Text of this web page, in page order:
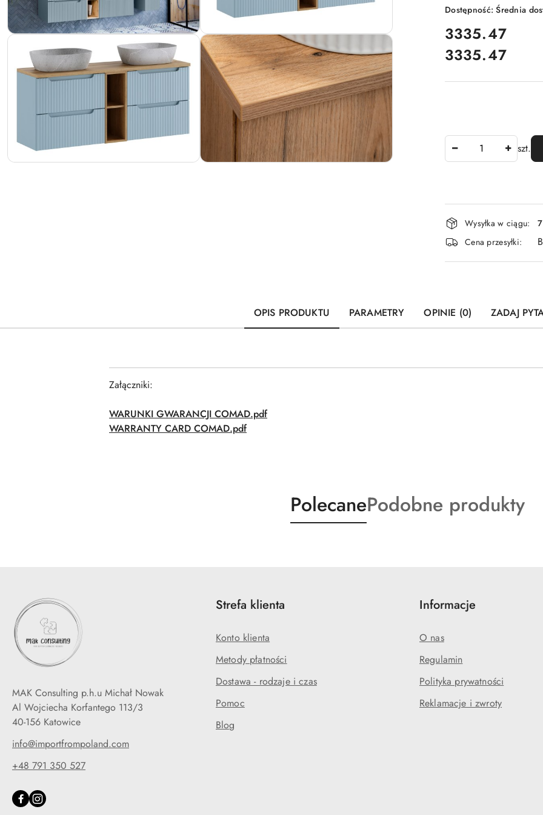
Dostępność:Średnia
cena:
3335.47
Cena:
3335.47
szt.
Dostępność
i
dostawa
Wysyłka w ciągu:
Cena przesyłki:
OPIS PRODUKTU PARAMETRY OPINIE (0) ZADAJ
Załączniki:
WARUNKI GWARANCJI COMAD.pdf
WARRANTY CARD COMAD.pdf
Produkty
o
PolecaneProdukty
o
Podobne produkty
MAK Consulting p.h.u Michał Nowak
Al Wojciecha Korfantego 113/3
40-156 Katowice
info@importfrompoland.com
+48 791 350 527
Strefa klienta
Konto klienta
Metody płatności
Dostawa - rodzaje i czas
Pomoc
Blog
Informacje
O nas
Regulamin
Polityka prywatności
Reklamacje i zwroty